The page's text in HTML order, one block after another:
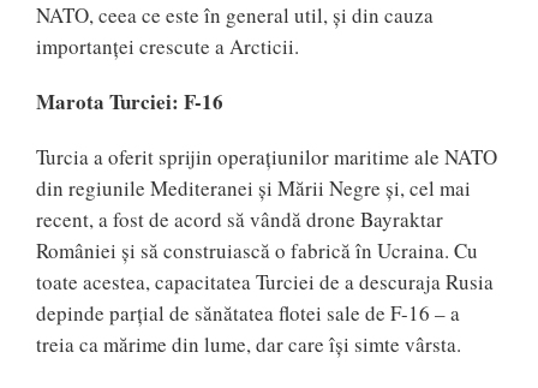
NATO, ceea ce este în general util, și din cauza
importanței crescute a Arcticii.
Marota Turciei: F-16
Turcia a oferit sprijin operațiunilor maritime ale NATO
din regiunile Mediteranei și Mării Negre și, cel mai
recent, a fost de acord să vândă drone Bayraktar
României și să construiască o fabrică în Ucraina. Cu
toate acestea, capacitatea Turciei de a descuraja Rusia
depinde parțial de sănătatea flotei sale de F-16 – a
treia ca mărime din lume, dar care își simte vârsta.